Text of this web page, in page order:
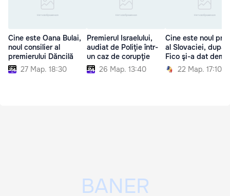
Cine este Oana Bulai,
noul consilier al
premierului Dăncilă
27 Мар. 18:30
Premierul Israelului,
audiat de Poliţie într-
un caz de corupţie
26 Мар. 13:40
Cine este noul
al Slovaciei, după
Fico şi-a dat
22 Мар. 17:10